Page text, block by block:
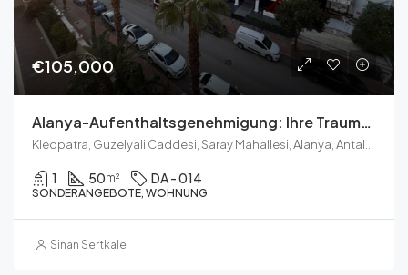
€105,000
Alanya-Aufenthaltsgenehmigung: Ihre Traum-1+1-Wohnung Wartet Auf Sie
Kleopatra, Guzelyali Caddesi, Saray Mahallesi, Alanya, Antalya, Akdeniz Bölgesi, 07400, Türkei
1 50m² DA - 014
SONDERANGEBOTE, WOHNUNG
Sinan Sertkale